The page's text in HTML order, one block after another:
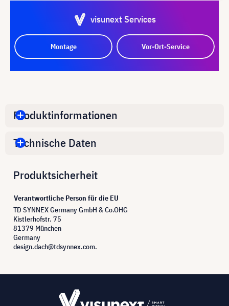
visunext Services
Montage Vor-Ort-Service
Produktinformationen
Technische Daten
Produktsicherheit
Verantwortliche Person für die EU
TD SYNNEX Germany GmbH & Co.OHG
Kistlerhofstr. 75
81379 München
Germany
design.dach@tdsynnex.com.